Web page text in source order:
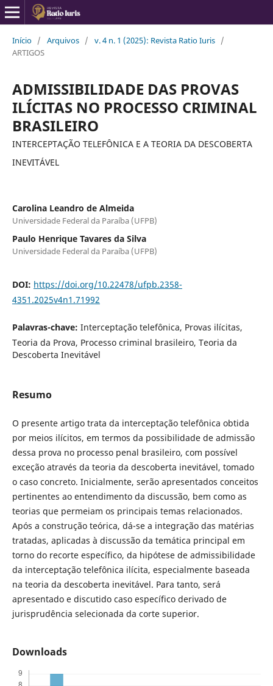
Início / Arquivos / v. 4 n. 1 (2025): Revista Ratio Iuris /
ARTIGOS
ADMISSIBILIDADE DAS PROVAS
ILÍCITAS NO PROCESSO CRIMINAL
BRASILEIRO
INTERCEPTAÇÃO TELEFÔNICA E A TEORIA DA DESCOBERTA
INEVITÁVEL
Carolina Leandro de Almeida
Universidade Federal da Paraíba (UFPB)
Paulo Henrique Tavares da Silva
Universidade Federal da Paraíba (UFPB)
DOI: https://doi.org/10.22478/ufpb.2358-
4351.2025v4n1.71992
Palavras-chave: Interceptação telefônica, Provas ilícitas,
Teoria da Prova, Processo criminal brasileiro, Teoria da
Descoberta Inevitável
Resumo
O presente artigo trata da interceptação telefônica obtida
por meios ilícitos, em termos da possibilidade de admissão
dessa prova no processo penal brasileiro, com possível
exceção através da teoria da descoberta inevitável, tomado
o caso concreto. Inicialmente, serão apresentados conceitos
pertinentes ao entendimento da discussão, bem como as
teorias que permeiam os principais temas relacionados.
Após a construção teórica, dá-se a integração das matérias
tratadas, aplicadas à discussão da temática principal em
torno do recorte específico, da hipótese de admissibilidade
da interceptação telefônica ilícita, especialmente baseada
na teoria da descoberta inevitável. Para tanto, será
apresentado e discutido caso específico derivado de
jurisprudência selecionada da corte superior.
Downloads